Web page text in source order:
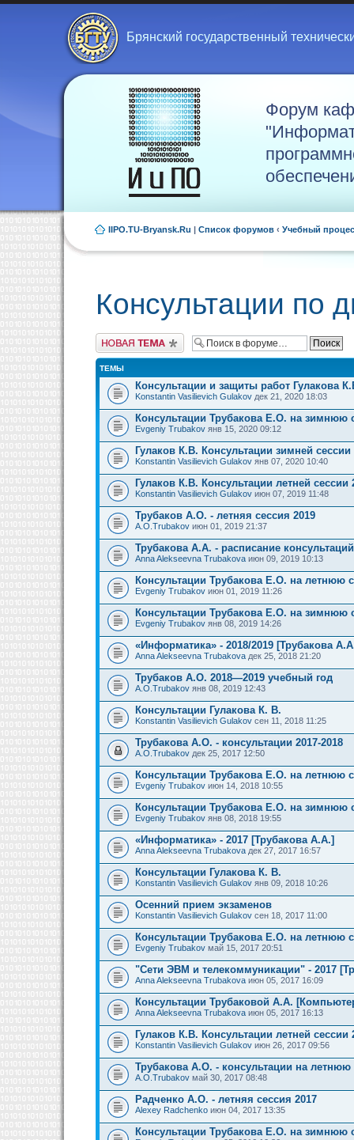
Брянский государственный
Форум
IIPO.TU-Bryansk.Ru | Список форумов ‹ Учебный
Консультации по
Новая тема
ТЕМЫ
Консультации и защиты работ Гулакова
Konstantin Vasilievich Gulakov дек 21, 2020 18:03
Консультации Трубакова Е.О. на зимнюю
Evgeniy Trubakov янв 15, 2020 09:12
Гулаков К.В. Консультации зимней сессии
Konstantin Vasilievich Gulakov янв 07, 2020 10:40
Гулаков К.В. Консультации летней сессии
Konstantin Vasilievich Gulakov июн 07, 2019 11:48
Трубаков А.О. - летняя сессия 2019
A.O.Trubakov июн 01, 2019 21:37
Трубакова А.А. - расписание
Anna Alekseevna Trubakova июн 09, 2019 10:13
Консультации Трубакова Е.О. на летнюю
Evgeniy Trubakov июн 01, 2019 11:26
Консультации Трубакова Е.О. на зимнюю
Evgeniy Trubakov янв 08, 2019 14:26
«Информатика» - 2018/2019 [Трубакова
Anna Alekseevna Trubakova дек 25, 2018 21:20
Трубаков А.О. 2018—2019 учебный год
A.O.Trubakov янв 08, 2019 12:43
Консультации Гулакова К. В.
Konstantin Vasilievich Gulakov сен 11, 2018 11:25
Трубакова А.О. - консультации 2017-2018
A.O.Trubakov дек 25, 2017 12:50
Консультации Трубакова Е.О. на летнюю
Evgeniy Trubakov июн 14, 2018 10:55
Консультации Трубакова Е.О. на зимнюю
Evgeniy Trubakov янв 08, 2018 19:55
«Информатика» - 2017 [Трубакова А.А.]
Anna Alekseevna Trubakova дек 27, 2017 16:57
Консультации Гулакова К. В.
Konstantin Vasilievich Gulakov янв 09, 2018 10:26
Осенний прием экзаменов
Konstantin Vasilievich Gulakov сен 18, 2017 11:00
Консультации Трубакова Е.О. на летнюю
Evgeniy Trubakov май 15, 2017 20:51
"Сети ЭВМ и телекоммуникации" - 2017
Anna Alekseevna Trubakova июн 05, 2017 16:09
Консультации Трубаковой А.А.
Anna Alekseevna Trubakova июн 05, 2017 16:13
Гулаков К.В. Консультации летней сессии
Konstantin Vasilievich Gulakov июн 26, 2017 09:56
Трубакова А.О. - консультации на летнюю
A.O.Trubakov май 30, 2017 08:48
Радченко А.О. - летняя сессия 2017
Alexey Radchenko июн 04, 2017 13:35
Консультации Трубакова Е.О. на зимнюю